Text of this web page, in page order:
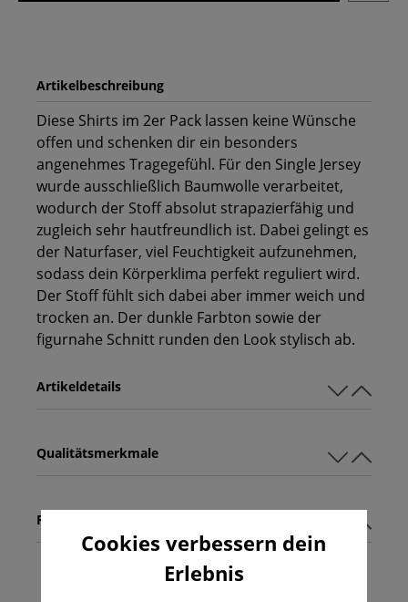
Artikelbeschreibung
Diese Shirts im 2er Pack lassen keine Wünsche
offen und schenken dir ein besonders
angenehmes Tragegefühl. Für den Single Jersey
wurde ausschließlich Baumwolle verarbeitet,
wodurch der Stoff absolut strapazierfähig und
zugleich sehr hautfreundlich ist. Dabei gelingt es
der Naturfaser, viel Feuchtigkeit aufzunehmen,
sodass dein Körperklima perfekt reguliert wird.
Der Stoff fühlt sich dabei aber immer weich und
trocken an. Der dunkle Farbton sowie der
figurnahe Schnitt runden den Look stylisch ab.
Qualitätsmerkmale
Artikeldetails
Pflegehinweise
Cookies verbessern dein
Erlebnis